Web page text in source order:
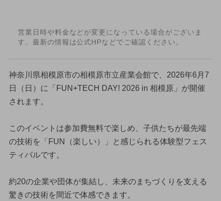
営業日時や料金などが変更になっている場合がございま
す。最新の情報は公式HPなどでご確認ください。
神奈川県相模原市の相模原市立産業会館で、2026年6月7
日（日）に「FUN+TECH DAY! 2026 in 相模原」が開催
されます。
このイベントは参加費無料で楽しめ、子供たちが最先端
の技術を「FUN（楽しい）」と感じられる体験型フェス
ティバルです。
約20の企業や団体が集結し、未来のまちづくりを支える
驚きの技術を間近で体感できます。